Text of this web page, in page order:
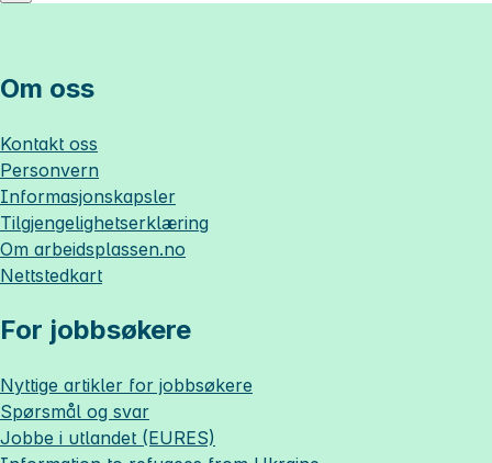
Om oss
Kontakt oss
Personvern
Informasjonskapsler
Tilgjengelighetserklæring
Om arbeidsplassen.no
Nettstedkart
For jobbsøkere
Nyttige artikler for jobbsøkere
Spørsmål og svar
Jobbe i utlandet (EURES)